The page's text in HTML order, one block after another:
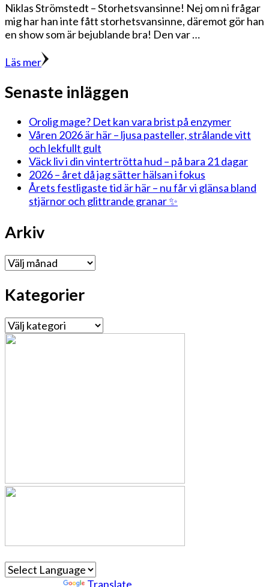
Niklas Strömstedt – Storhetsvansinne! Nej om ni frågar
mig har han inte fått storhetsvansinne, däremot gör han
en show som är bejublande bra! Den var …
Läs mer
Senaste inläggen
Orolig mage? Det kan vara brist på enzymer
Våren 2026 är här – ljusa pasteller, strålande vitt
och lekfullt gult
Väck liv i din vintertrötta hud – på bara 21 dagar
2026 – året då jag sätter hälsan i fokus
Årets festligaste tid är här – nu får vi glänsa bland
stjärnor och glittrande granar ✨
Arkiv
Arkiv
Kategorier
Kategorier
Translate